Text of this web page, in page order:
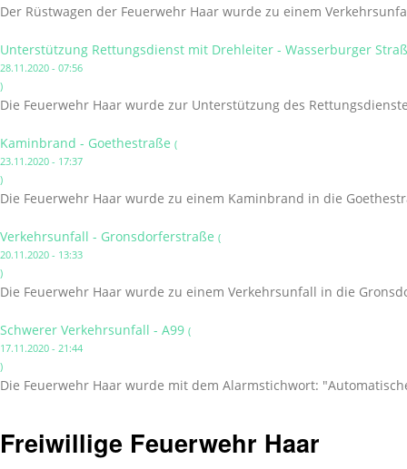
Der Rüstwagen der Feuerwehr Haar wurde zu einem
Unterstützung Rettungsdienst mit Drehleiter - Wasserburger
28.11.2020 - 07:56
)
Die Feuerwehr Haar wurde zur Unterstützung des
Kaminbrand - Goethestraße (
23.11.2020 - 17:37
)
Die Feuerwehr Haar wurde zu einem Kaminbrand in die
Verkehrsunfall - Gronsdorferstraße (
20.11.2020 - 13:33
)
Die Feuerwehr Haar wurde zu einem Verkehrsunfall in die
Schwerer Verkehrsunfall - A99 (
17.11.2020 - 21:44
)
Die Feuerwehr Haar wurde mit dem Alarmstichwort:
Freiwillige Feuerwehr Haar